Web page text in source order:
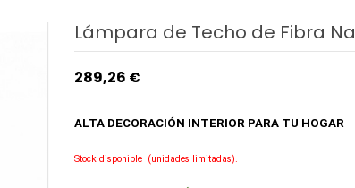
Lámpara de Techo de Fibra
289,26 €
ALTA DECORACIÓN INTERIOR PARA TU HOGAR
Stock disponible (unidades limitadas).